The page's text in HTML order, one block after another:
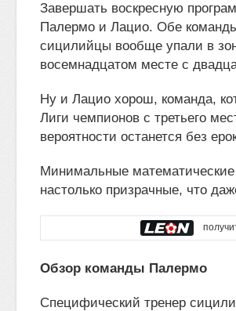
Завершать воскресную
Палермо и Лацио. Обе
сицилийцы вообще упали в
восемнадцатом месте с
Ну и Лацио хорош, команда,
Лиги чемпионов с третьего
вероятности останется без
Минимальные
настолько призрачные, что
Обзор команды Палермо
Специфический тренер